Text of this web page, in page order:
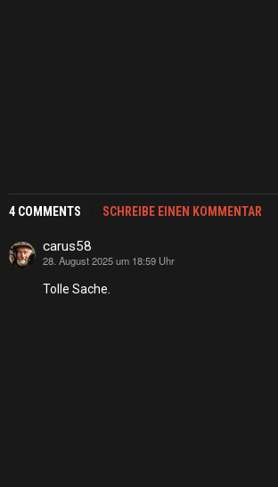
4 COMMENTS SCHREIBE EINEN KOMMENTAR
carus58
sagt:
28. August 2025 um 18:59 Uhr
Tolle Sache.